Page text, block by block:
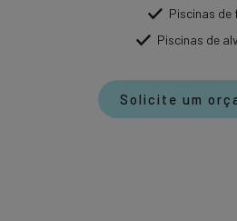
Piscinas de
Piscinas de
Solicite um